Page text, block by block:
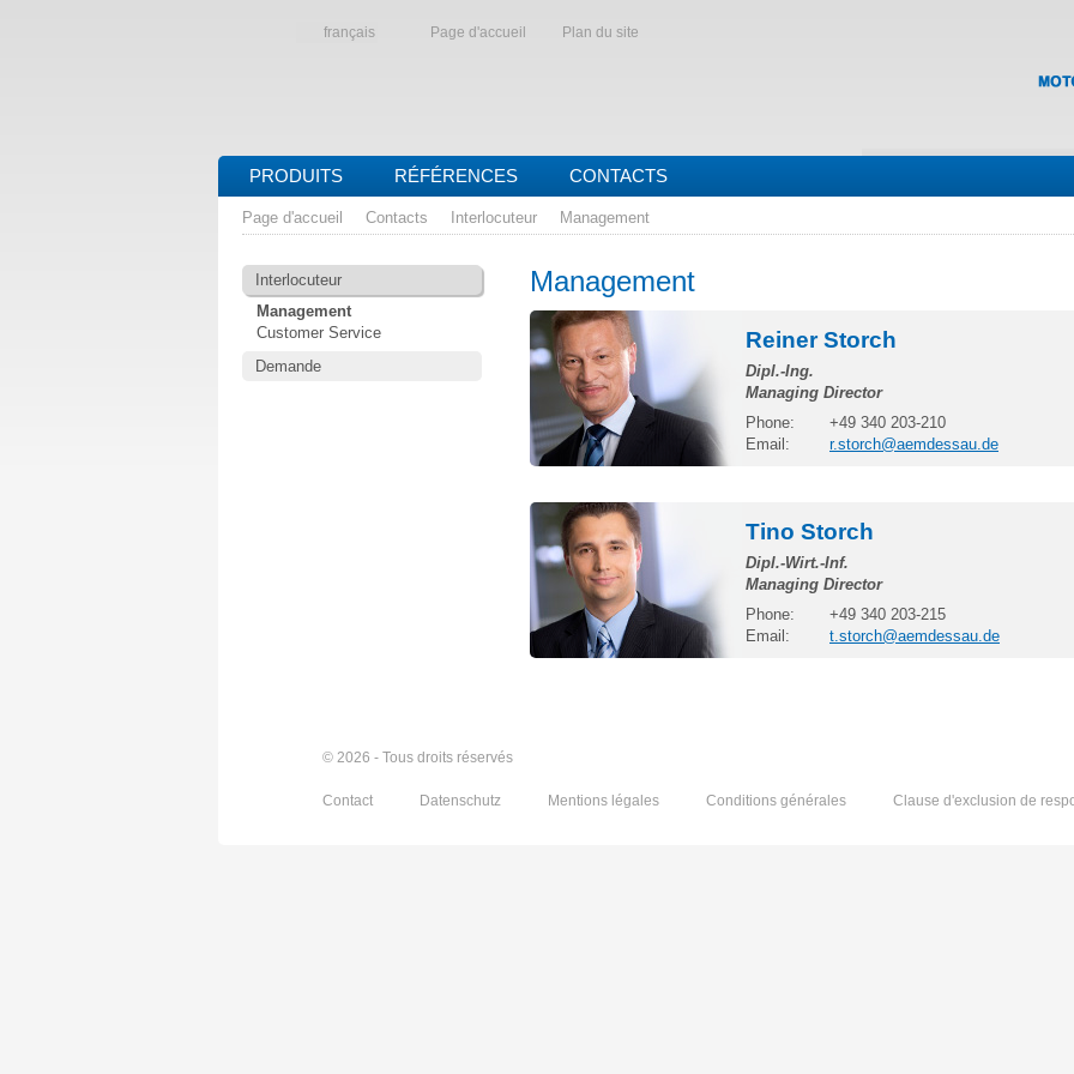
français Page d'accueil Plan du site
PRODUITS RÉFÉRENCES CONTACTS
Page d'accueil Contacts Interlocuteur Management
Interlocuteur
Management
Customer Service
Demande
Management
Reiner Storch
Dipl.-Ing.
Managing Director
Phone:
+49 340 203-210
Email:
r.storch@aemdessau.de
Tino Storch
Dipl.-Wirt.-Inf.
Managing Director
Phone:
+49 340 203-215
Email:
t.storch@aemdessau.de
© 2026 - Tous droits réservés
Contact Datenschutz Mentions légales Conditions générales Clause d'exclusion de